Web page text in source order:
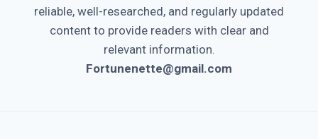
reliable, well-researched, and regularly updated
content to provide readers with clear and
relevant information.
Fortunenette@gmail.com